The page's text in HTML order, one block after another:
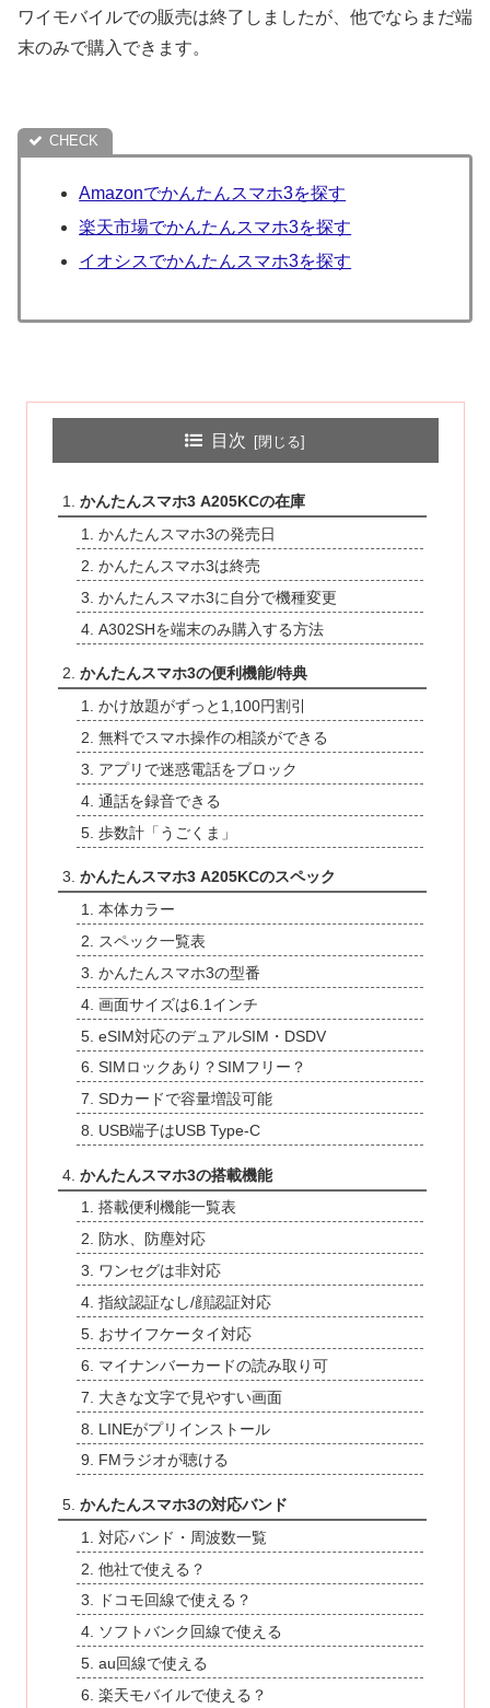
ワイモバイルでの販売は終了しましたが、他でならまだ端
末のみで購入できます。
Amazonでかんたんスマホ3を探す
楽天市場でかんたんスマホ3を探す
イオシスでかんたんスマホ3を探す
目次
かんたんスマホ3 A205KCの在庫
かんたんスマホ3の発売日
かんたんスマホ3は終売
かんたんスマホ3に自分で機種変更
A302SHを端末のみ購入する方法
かんたんスマホ3の便利機能/特典
かけ放題がずっと1,100円割引
無料でスマホ操作の相談ができる
アプリで迷惑電話をブロック
通話を録音できる
歩数計「うごくま」
かんたんスマホ3 A205KCのスペック
本体カラー
スペック一覧表
かんたんスマホ3の型番
画面サイズは6.1インチ
eSIM対応のデュアルSIM・DSDV
SIMロックあり？SIMフリー？
SDカードで容量増設可能
USB端子はUSB Type-C
かんたんスマホ3の搭載機能
搭載便利機能一覧表
防水、防塵対応
ワンセグは非対応
指紋認証なし/顔認証対応
おサイフケータイ対応
マイナンバーカードの読み取り可
大きな文字で見やすい画面
LINEがプリインストール
FMラジオが聴ける
かんたんスマホ3の対応バンド
対応バンド・周波数一覧
他社で使える？
ドコモ回線で使える？
ソフトバンク回線で使える
au回線で使える
楽天モバイルで使える？